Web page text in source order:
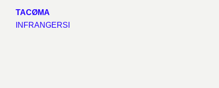
TACØMA
INFRANGERSI